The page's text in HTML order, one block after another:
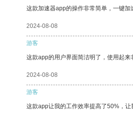
这款加速器app的操作非常简单，一键加
2024-08-08
游客
这款app的用户界面简洁明了，使用起来
2024-08-08
游客
这款app让我的工作效率提高了50%，